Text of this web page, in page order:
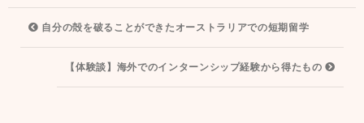
自分の殻を破ることができたオーストラリアでの短期留学
【体験談】海外でのインターンシップ経験から得たもの